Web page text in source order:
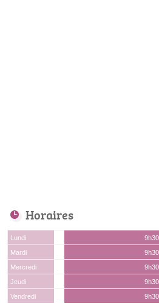
Horaires
Lundi
Mardi
Mercredi
Jeudi
Vendredi